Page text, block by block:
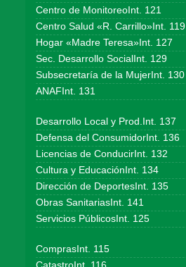
Centro de MonitoreoInt. 121
Centro Salud «R. Carrillo»Int. 119
Hogar «Madre Teresa»Int. 127
Sec. Desarrollo SocialInt. 129
Subsecretaría de la MujerInt. 130
ANAFInt. 131
Desarrollo Local y Prod.Int. 137
Defensa del ConsumidorInt. 136
Licencias de ConducirInt. 132
Cultura y EducaciónInt. 134
Dirección de DeportesInt. 135
Obras SanitariasInt. 141
Servicios PúblicosInt. 125
ComprasInt. 115